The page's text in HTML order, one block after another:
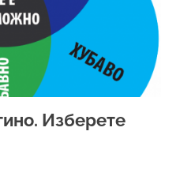
Изберете